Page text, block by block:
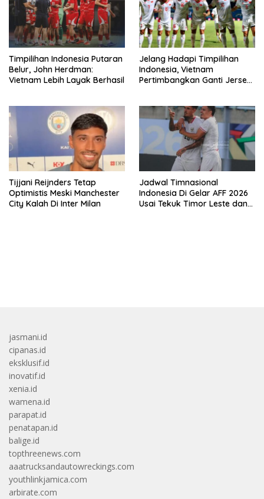
Timpilihan Indonesia Putaran
Belur, John Herdman:
Vietnam Lebih Layak Berhasil
Jelang Hadapi Timpilihan
Indonesia, Vietnam
Pertimbangkan Ganti Jersey
Tijjani Reijnders Tetap
Optimistis Meski Manchester
City Kalah Di Inter Milan
Jadwal Timnasional
Indonesia Di Gelar AFF 2026
Usai Tekuk Timor Leste dan
jasmani.id
cipanas.id
eksklusif.id
inovatif.id
xenia.id
wamena.id
parapat.id
penatapan.id
balige.id
topthreenews.com
aaatrucksandautowreckings.com
youthlinkjamica.com
arbirate.com